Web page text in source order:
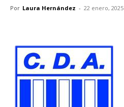
Por Laura Hernández - 22 enero, 2025